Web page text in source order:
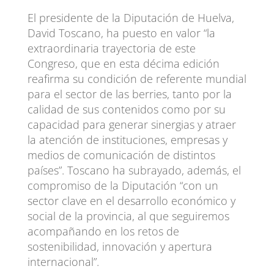
El presidente de la Diputación de Huelva,
David Toscano, ha puesto en valor “la
extraordinaria trayectoria de este
Congreso, que en esta décima edición
reafirma su condición de referente mundial
para el sector de las berries, tanto por la
calidad de sus contenidos como por su
capacidad para generar sinergias y atraer
la atención de instituciones, empresas y
medios de comunicación de distintos
países”. Toscano ha subrayado, además, el
compromiso de la Diputación “con un
sector clave en el desarrollo económico y
social de la provincia, al que seguiremos
acompañando en los retos de
sostenibilidad, innovación y apertura
internacional”.